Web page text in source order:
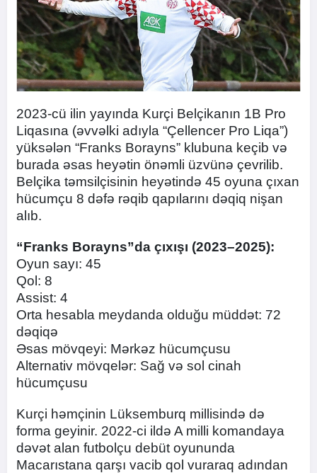
2023-cü ilin yayında Kurçi Belçikanın 1B Pro
Liqasına (əvvəlki adıyla “Çellencer Pro Liqa”)
yüksələn “Franks Borayns” klubuna keçib və
burada əsas heyətin önəmli üzvünə çevrilib.
Belçika təmsilçisinin heyətində 45 oyuna çıxan
hücumçu 8 dəfə rəqib qapılarını dəqiq nişan
alıb.
“Franks Borayns”da çıxışı (2023–2025):
Oyun sayı: 45
Qol: 8
Assist: 4
Orta hesabla meydanda olduğu müddət: 72
dəqiqə
Əsas mövqeyi: Mərkəz hücumçusu
Alternativ mövqelər: Sağ və sol cinah
hücumçusu
Kurçi həmçinin Lüksemburq millisində də
forma geyinir. 2022-ci ildə A milli komandaya
dəvət alan futbolçu debüt oyununda
Macarıstana qarşı vacib qol vuraraq adından